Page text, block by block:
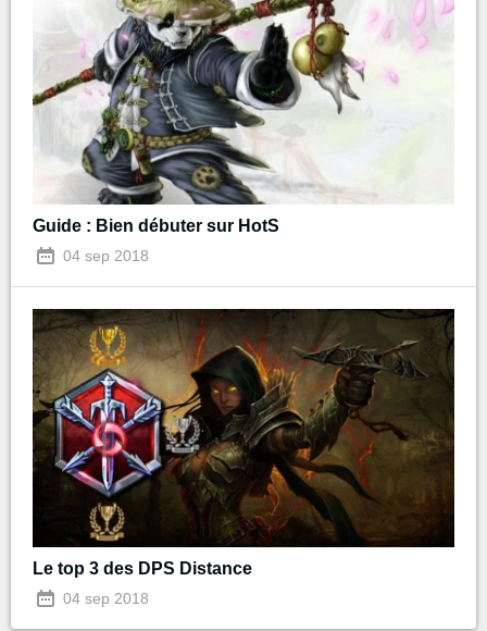
Guide : Bien débuter sur HotS
04 sep 2018
Le top 3 des DPS Distance
04 sep 2018